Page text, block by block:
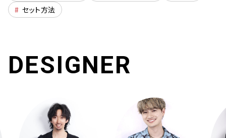
# セット方法
DESIGNER